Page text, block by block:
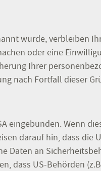
wurde, verbleiben
oder eine
Ihrer
nach Fortfall dieser
eingebunden. Wenn
darauf hin, dass die
an
dass US-Behörden